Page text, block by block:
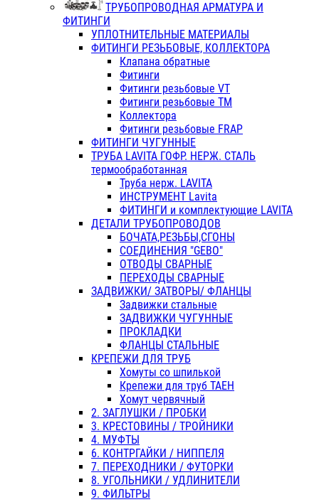
ТРУБОПРОВОДНАЯ АРМАТУРА И
ФИТИНГИ
УПЛОТНИТЕЛЬНЫЕ МАТЕРИАЛЫ
ФИТИНГИ РЕЗЬБОВЫЕ, КОЛЛЕКТОРА
Клапана обратные
Фитинги
Фитинги резьбовые VT
Фитинги резьбовые ТМ
Коллектора
Фитинги резьбовые FRAP
ФИТИНГИ ЧУГУННЫЕ
ТРУБА LAVITA ГОФР. НЕРЖ. СТАЛЬ
термообработанная
Труба нерж. LAVITA
ИНСТРУМЕНТ Lavita
ФИТИНГИ и комплектующие LAVITA
ДЕТАЛИ ТРУБОПРОВОДОВ
БОЧАТА,РЕЗЬБЫ,СГОНЫ
СОЕДИНЕНИЯ "GEBO"
ОТВОДЫ СВАРНЫЕ
ПЕРЕХОДЫ СВАРНЫЕ
ЗАДВИЖКИ/ ЗАТВОРЫ/ ФЛАНЦЫ
Задвижки стальные
ЗАДВИЖКИ ЧУГУННЫЕ
ПРОКЛАДКИ
ФЛАНЦЫ СТАЛЬНЫЕ
КРЕПЕЖИ ДЛЯ ТРУБ
Хомуты со шпилькой
Крепежи для труб ТАЕН
Хомут червячный
2. ЗАГЛУШКИ / ПРОБКИ
3. КРЕСТОВИНЫ / ТРОЙНИКИ
4. МУФТЫ
6. КОНТРГАЙКИ / НИППЕЛЯ
7. ПЕРЕХОДНИКИ / ФУТОРКИ
8. УГОЛЬНИКИ / УДЛИНИТЕЛИ
9. ФИЛЬТРЫ